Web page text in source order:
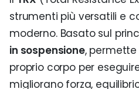
strumenti più versatili e
moderno. Basato sul
in sospensione, permette
proprio corpo per
migliorano forza,